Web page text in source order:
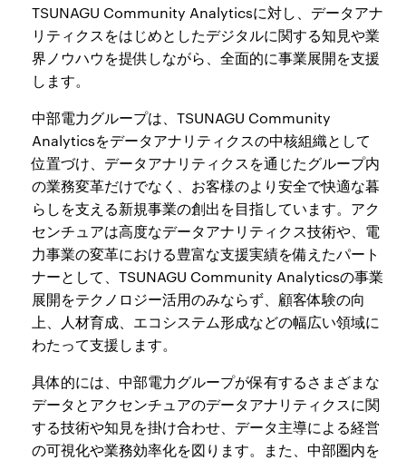
TSUNAGU Community Analyticsに対し、データアナ
リティクスをはじめとしたデジタルに関する知見や業
界ノウハウを提供しながら、全面的に事業展開を支援
します。
中部電力グループは、TSUNAGU Community
Analyticsをデータアナリティクスの中核組織として
位置づけ、データアナリティクスを通じたグループ内
の業務変革だけでなく、お客様のより安全で快適な暮
らしを支える新規事業の創出を目指しています。アク
センチュアは高度なデータアナリティクス技術や、電
力事業の変革における豊富な支援実績を備えたパート
ナーとして、TSUNAGU Community Analyticsの事業
展開をテクノロジー活用のみならず、顧客体験の向
上、人材育成、エコシステム形成などの幅広い領域に
わたって支援します。
具体的には、中部電力グループが保有するさまざまな
データとアクセンチュアのデータアナリティクスに関
する技術や知見を掛け合わせ、データ主導による経営
の可視化や業務効率化を図ります。また、中部圏内を